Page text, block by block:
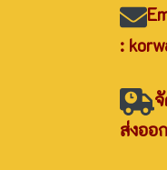
:
ส่งออ